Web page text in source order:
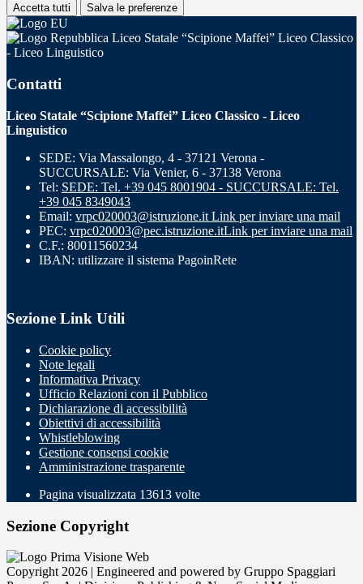
Accetta tutti Salva le preferenze
Liceo Statale “Scipione Maffei” Liceo Classico
- Liceo Linguistico
Contatti
Liceo Statale “Scipione Maffei” Liceo Classico - Liceo
Linguistico
SEDE: Via Massalongo, 4 - 37121 Verona -
SUCCURSALE: Via Venier, 6 - 37138 Verona
Tel: SEDE: Tel. +39 045 8001904 - SUCCURSALE: Tel.
+39 045 8349043
Email: vrpc020003@istruzione.it Link per inviare una mail
PEC: vrpc020003@pec.istruzione.itLink per inviare una mail
C.F.: 80011560234
IBAN: utilizzare il sistema PagoinRete
Sezione Link Utili
Cookie policy
Note legali
Informativa Privacy
Ufficio Relazioni con il Pubblico
Dichiarazione di accessibilità
Obiettivi di accessibilità
Whistleblowing
Gestione consensi cookie
Amministrazione trasparente
Pagina visualizzata 13613 volte
Sezione Copyright
Copyright 2026 | Engineered and powered by Gruppo Spaggiari